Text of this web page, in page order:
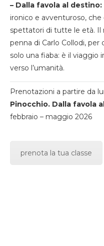
– Dalla favola al destino:
ironico e avventuroso,
spettatori di tutte le età. Il
penna di Carlo Collodi,
solo una fiaba: è il viaggio
verso l’umanità.
Prenotazioni a partire da
Pinocchio. Dalla favola
febbraio – maggio 2026
prenota la tua classe